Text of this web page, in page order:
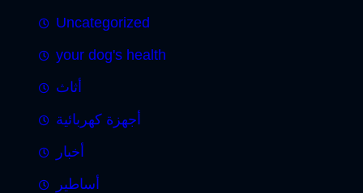
Uncategorized
your dog's health
أثاث
أجهزة كهربائية
أخبار
أساطير